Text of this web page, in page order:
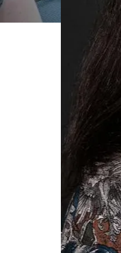
FOTO
CONCORSI
PRINCIPATO